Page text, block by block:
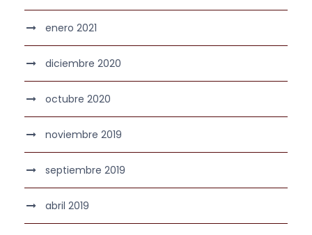
enero 2021
diciembre 2020
octubre 2020
noviembre 2019
septiembre 2019
abril 2019